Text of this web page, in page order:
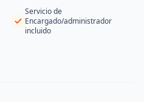
Servicio de
Encargado/administrador
incluido